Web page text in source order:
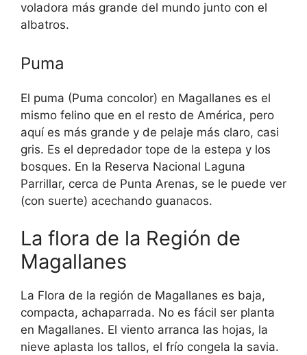
voladora más grande del mundo junto con el
albatros.
Puma
El puma (Puma concolor) en Magallanes es el
mismo felino que en el resto de América, pero
aquí es más grande y de pelaje más claro, casi
gris. Es el depredador tope de la estepa y los
bosques. En la Reserva Nacional Laguna
Parrillar, cerca de Punta Arenas, se le puede ver
(con suerte) acechando guanacos.
La flora de la Región de
Magallanes
La Flora de la región de Magallanes es baja,
compacta, achaparrada. No es fácil ser planta
en Magallanes. El viento arranca las hojas, la
nieve aplasta los tallos, el frío congela la savia.